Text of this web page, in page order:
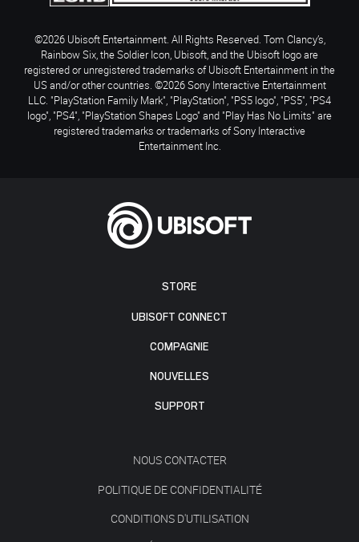
STORE
UBISOFT CONNECT
COMPAGNIE
NOUVELLES
SUPPORT
NOUS CONTACTER
POLITIQUE DE CONFIDENTIALITÉ
CONDITIONS D'UTILISATION
©2026 Ubisoft Entertainment. All Rights Reserved. Tom Clancy’s,
Rainbow Six, the Soldier Icon, Ubisoft, and the Ubisoft logo are
registered or unregistered trademarks of Ubisoft Entertainment in the
US and/or other countries. ©2026 Sony Interactive Entertainment
LLC. "PlayStation Family Mark", "PlayStation", "PS5 logo", "PS5", "PS4
logo", "PS4", "PlayStation Shapes Logo" and "Play Has No Limits" are
registered trademarks or trademarks of Sony Interactive
Entertainment Inc.